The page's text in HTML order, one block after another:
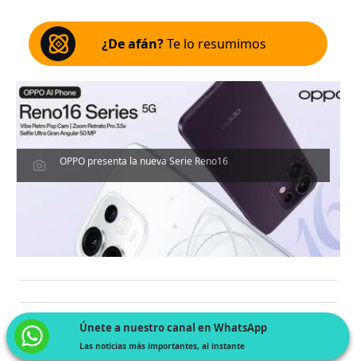
¿De afán?Te lo resumimos
OPPO presenta la nueva Serie Reno16
Únete a nuestro canal en WhatsApp
Las noticias más importantes, al instante